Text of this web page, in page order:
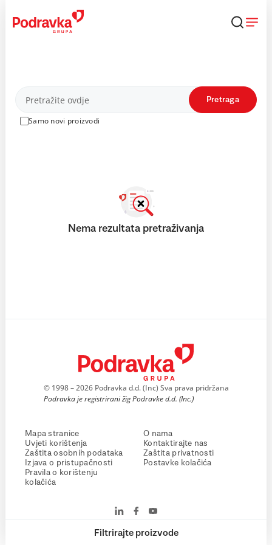
content
Proizvodi
Samo novi proizvodi
Pretraga
Filtrirajte proizvode
Nema rezultata pretraživanja
© 1998 – 2026 Podravka d.d. (Inc) Sva prava pridržana
Podravka je registrirani žig Podravke d.d. (Inc.)
Mapa stranice
Uvjeti korištenja
Zaštita osobnih podataka
Izjava o pristupačnosti
Pravila o korištenju
kolačića
O nama
Kontaktirajte nas
Zaštita privatnosti
Postavke kolačića